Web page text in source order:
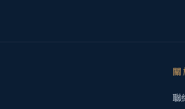
關
聯